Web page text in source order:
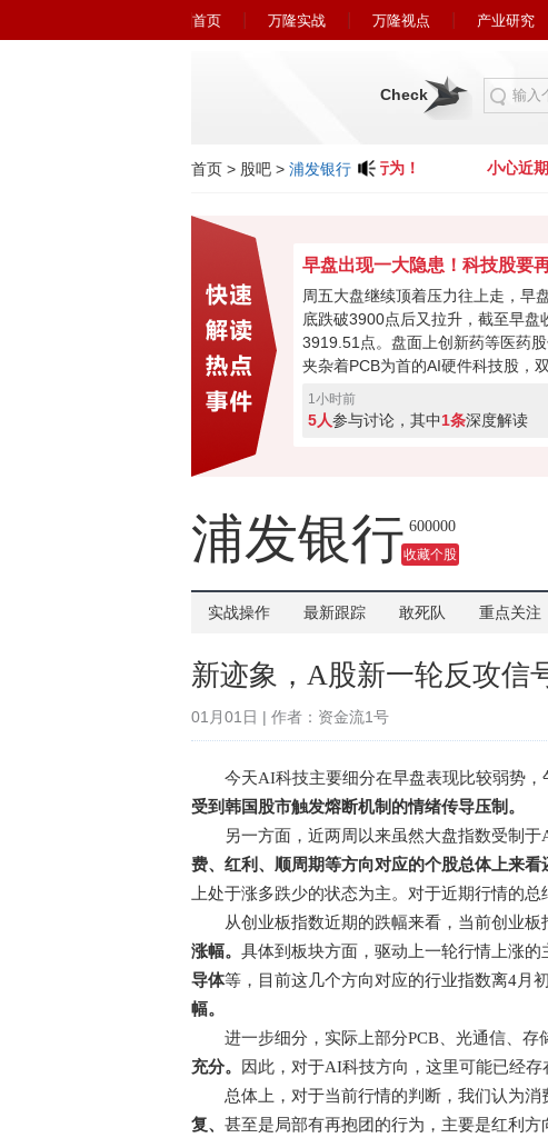
首页 万隆实战 万隆视点 产业研究
Check
首页 > 股吧 > 浦发银行
小心近期冒充广州万隆的欺诈行为！ 小心近期
周五大盘继续顶着压力往上走，早
底跌破3900点后又拉升，截至早盘
3919.51点。盘面上创新药等医药股
夹杂着PCB为首的AI硬件科技股，
涨。科技股本次反弹力度不小，但
缩量700多亿，如此下去会不会无法
1小时前
5人参与讨论，其中1条深度解读
浦发银行 600000
收藏个股
实战操作 最新跟踪 敢死队 重点关注
新迹象，A股新一轮反攻信
01月01日 | 作者：资金流1号
今天AI科技主要细分在早盘表现比较弱势，
受到韩国股市触发熔断机制的情绪传导压制。
另一方面，近两周以来虽然大盘指数受制于
费、红利、顺周期等方向对应的个股总体上来看
上处于涨多跌少的状态为主。对于近期行情的总
从创业板指数近期的跌幅来看，当前创业板
涨幅。 具体到板块方面，驱动上一轮行情上涨
导体等，目前这几个方向对应的行业指数离4月
幅。
进一步细分，实际上部分PCB、光通信、存
充分。
因此，对于AI科技方向，这里可能已经存
总体上，对于当前行情的判断，我们认为消
复、 甚至是局部有再抱团的行为，主要是红利方